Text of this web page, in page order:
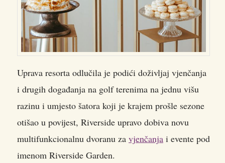
Uprava resorta odlučila je podići doživljaj vjenčanja
i drugih događanja na golf terenima na jednu višu
razinu i umjesto šatora koji je krajem prošle sezone
otišao u povijest, Riverside upravo dobiva novu
multifunkcionalnu dvoranu za vjenčanja i evente pod
imenom Riverside Garden.